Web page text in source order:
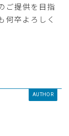
ご提供を目指
何卒よろしく
AUTHOR